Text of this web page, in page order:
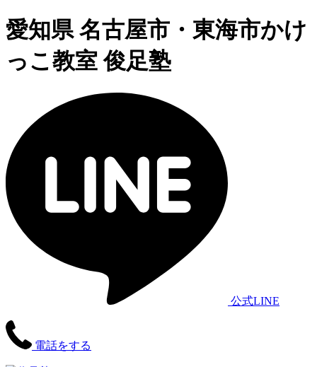
愛知県 名古屋市・東海市かけ
っこ教室 俊足塾
公式LINE
電話をする